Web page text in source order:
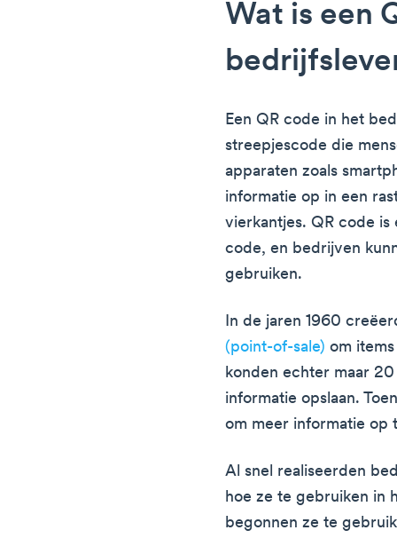
Wat is een
Een QR code in het
streepjescode die
apparaten zoals
informatie op in een
vierkantjes. QR code
code, en bedrijven
gebruiken.
In de jaren 1960
(point-of-sale) om
konden echter maar
informatie opslaan.
om meer informatie op
Al snel realiseerden
hoe ze te gebruiken in
begonnen ze te